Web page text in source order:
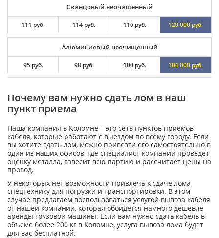
Свинцовый неочищенный
111 руб. 114 руб. 116 руб. 120 000 руб.
Алюминиевый неочищенный
95 руб. 98 руб. 100 руб. 104 000 руб.
Почему вам нужно сдать лом в наш
пункт приема
Наша компания в Коломне – это сеть пунктов приемов
кабеля, которые работают с выездом по всему городу. Если
вы хотите сдать лом, можно привезти его самостоятельно в
один из наших офисов, где специалист компании проведет
оценку металла, взвесит всю партию и рассчитает цены на
провод.
У некоторых нет возможности привлечь к сдаче лома
спецтехнику для погрузки и транспортировки. В этом
случае предлагаем воспользоваться услугой вывоза кабеля
от нашей компании, которая обойдется намного дешевле
аренды грузовой машины. Если вам нужно сдать кабель в
объеме более 200 кг в Коломне, услуга вывоза лома будет
для вас бесплатной.